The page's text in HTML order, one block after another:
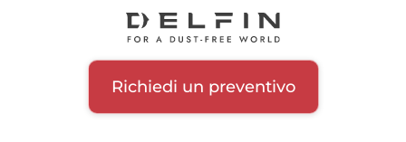
Richiedi un preventivo